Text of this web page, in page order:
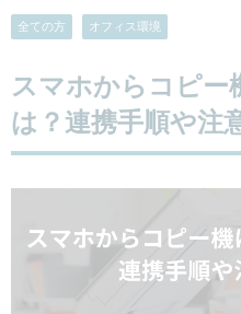
全ての方 オフィス環境
スマホからコピー
は？連携手順や注